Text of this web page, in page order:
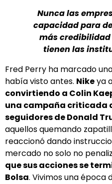
Nunca las
capacidad para
más credibilidad
tienen las
Fred Perry ha marcado
había visto antes. Nikeya
convirtiendo a Colin
una campaña criticada
seguidores de Donald
aquellos quemando
reaccionó dando
mercado no solo no
que sus acciones se
Bolsa. Vivimos una época